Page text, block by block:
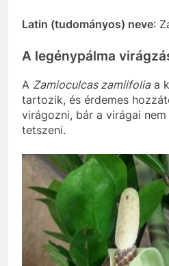
Latin (tudományos) neve:
A legénypálma
A Zamioculcas zamiifoliaa
tartozik, és érdemes
virágozni, bár a virágai
tetszeni.